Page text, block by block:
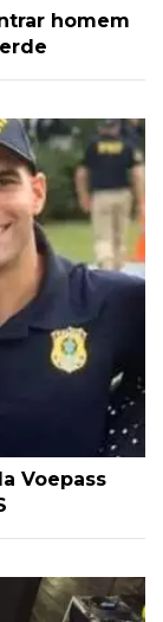
homem
Voepass